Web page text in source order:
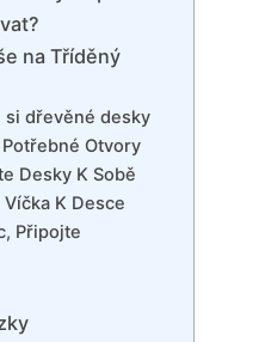
na Tříděný
si dřevěné desky
Otvory
Desky K Sobě
K Desce
Připojte